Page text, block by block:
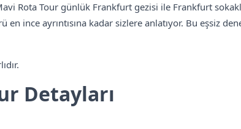
Rota Tour günlük Frankfurt gezisi ile Frankfurt
ince ayrıntısına kadar sizlere anlatıyor. Bu eşsiz
Detayları